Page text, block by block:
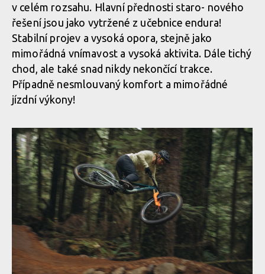
Novinka: Zcela nový Rocky Mountain Altitude - návrat odpružení
LC2R
v celém rozsahu. Hlavní přednosti staro- nového
řešení jsou jako vytržené z učebnice endura!
Stabilní projev a vysoká opora, stejně jako
mimořádná vnímavost a vysoká aktivita. Dále tichý
chod, ale také snad nikdy nekončící trakce.
Případně nesmlouvaný komfort a mimořádné
jízdní výkony!